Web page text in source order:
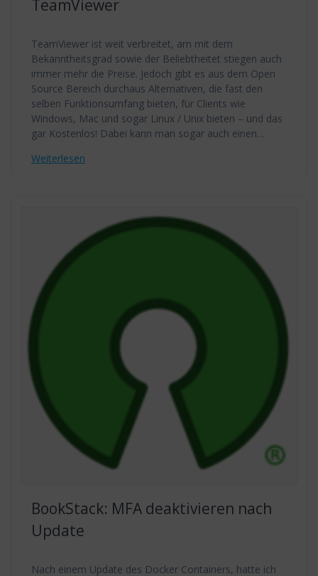
TeamViewer
TeamViewer ist weit verbreitet, am mit dem
Bekanntheitsgrad sowie der Beliebtheitet stiegen auch
immer mehr die Preise. Jedoch gibt es aus dem Open
Source Bereich durchaus Alternativen, die fast den
selben Funktionsumfang bieten, für Clients wie
Windows, Mac und sogar Linux / Unix bieten – und das
gar Kostenlos! Dabei kann man sogar auch einen…
Weiterlesen
BookStack: MFA deaktivieren nach
Update
Nach einem Update des Docker Containers, hatte ich